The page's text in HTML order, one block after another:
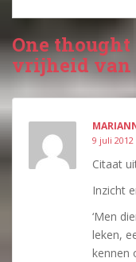
One
vrijheid van
9 juli
Citaat
Inzicht
‘Men
leken,
kennen